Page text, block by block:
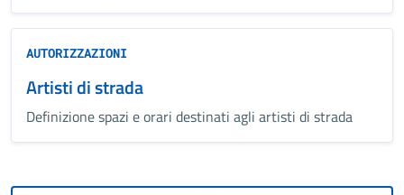
AUTORIZZAZIONI
Artisti di strada
Definizione spazi e orari destinati agli artisti di strada